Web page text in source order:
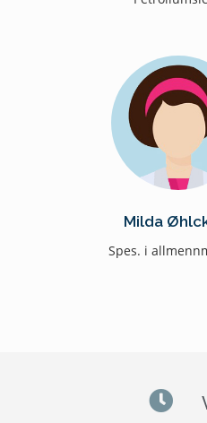
Milda
Spes. i